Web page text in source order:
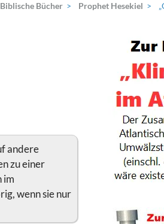
Biblische Bücher > Prophet Hesekiel >
andere
zu einer
im
wenn sie nur